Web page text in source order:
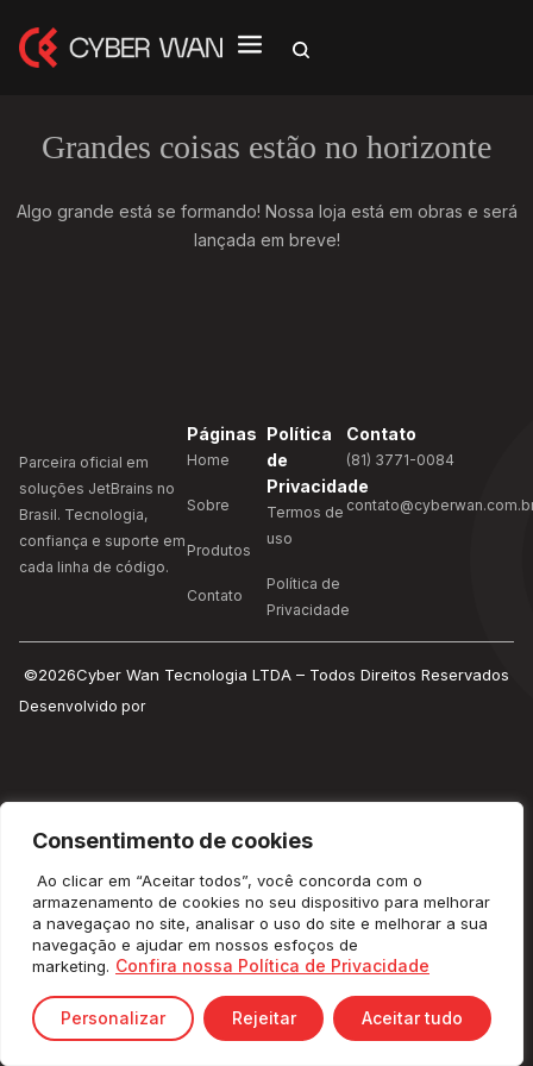
Consentimento de cookies
Ao clicar em “Aceitar todos”, você concorda com o
armazenamento de cookies no seu dispositivo para melhorar
a navegaçao no site, analisar o uso do site e melhorar a sua
navegação e ajudar em nossos esfoços de
marketing. Confira nossa Política de Privacidade
Personalizar Rejeitar Aceitar tudo
Grandes coisas estão no horizonte
Algo grande está se formando! Nossa loja está em obras e será
lançada em breve!
Parceira oficial em
soluções JetBrains no
Brasil. Tecnologia,
confiança e suporte em
cada linha de código.
Páginas
Home
Sobre
Produtos
Contato
Política
de
Privacidade
Termos de
uso
Política de
Privacidade
Contato
(81) 3771-0084
©2026Cyber Wan Tecnologia LTDA – Todos Direitos Reservados
Desenvolvido por